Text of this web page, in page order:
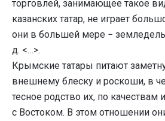
торговлей, занимающее такое
казанских татар, не играет
они в большей мере −
д. <…>.
Крымские татары питают
внешнему блеску и роскоши, в
тесное родство их, по качествам
с Востоком. В этом отношении